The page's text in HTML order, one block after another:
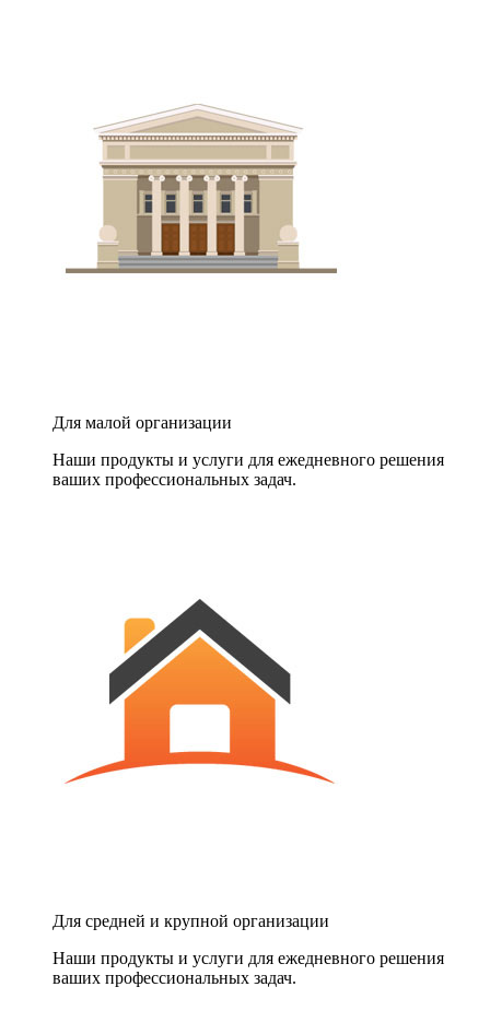
Для малой организации
Наши продукты и услуги для ежедневного решения
ваших профессиональных задач.
Для средней и крупной организации
Наши продукты и услуги для ежедневного решения
ваших профессиональных задач.